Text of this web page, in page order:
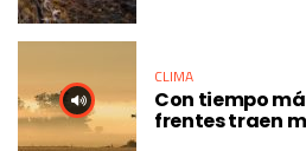
CLIMA
Con tiempo
frentes traen